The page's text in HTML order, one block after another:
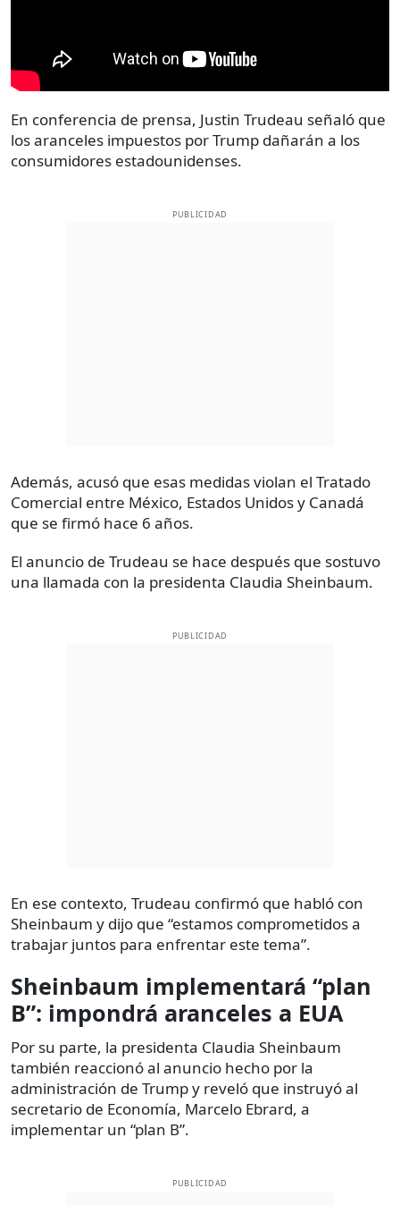
En conferencia de prensa, Justin Trudeau señaló que
los aranceles impuestos por Trump dañarán a los
consumidores estadounidenses.
PUBLICIDAD
Además, acusó que esas medidas violan el Tratado
Comercial entre México, Estados Unidos y Canadá
que se firmó hace 6 años.
El anuncio de Trudeau se hace después que sostuvo
una llamada con la presidenta Claudia Sheinbaum.
PUBLICIDAD
En ese contexto, Trudeau confirmó que habló con
Sheinbaum y dijo que “estamos comprometidos a
trabajar juntos para enfrentar este tema”.
Sheinbaum implementará “plan
B”: impondrá aranceles a EUA
Por su parte, la presidenta Claudia Sheinbaum
también reaccionó al anuncio hecho por la
administración de Trump y reveló que instruyó al
secretario de Economía, Marcelo Ebrard, a
implementar un “plan B”.
PUBLICIDAD